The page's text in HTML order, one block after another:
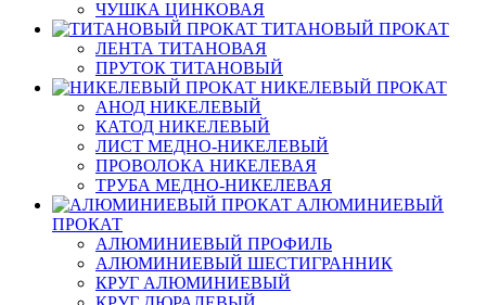
ЧУШКА ЦИНКОВАЯ
ТИТАНОВЫЙ ПРОКАТ
ЛЕНТА ТИТАНОВАЯ
ПРУТОК ТИТАНОВЫЙ
НИКЕЛЕВЫЙ ПРОКАТ
АНОД НИКЕЛЕВЫЙ
КАТОД НИКЕЛЕВЫЙ
ЛИСТ МЕДНО-НИКЕЛЕВЫЙ
ПРОВОЛОКА НИКЕЛЕВАЯ
ТРУБА МЕДНО-НИКЕЛЕВАЯ
АЛЮМИНИЕВЫЙ
ПРОКАТ
АЛЮМИНИЕВЫЙ ПРОФИЛЬ
АЛЮМИНИЕВЫЙ ШЕСТИГРАННИК
КРУГ АЛЮМИНИЕВЫЙ